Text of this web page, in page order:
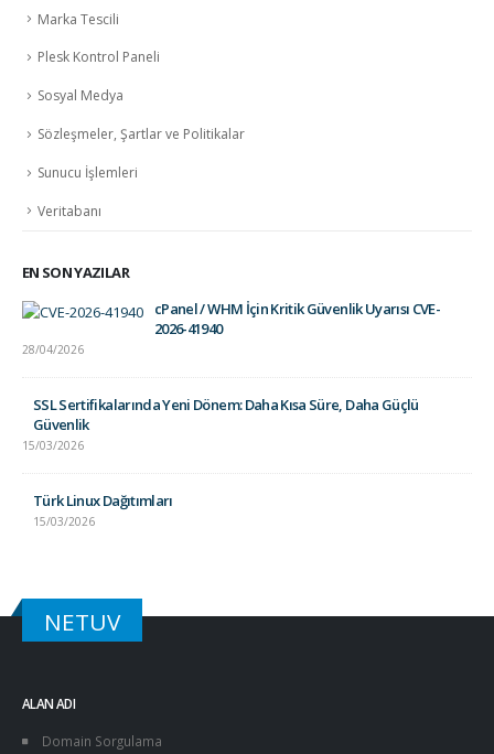
Marka Tescili
Plesk Kontrol Paneli
Sosyal Medya
Sözleşmeler, Şartlar ve Politikalar
Sunucu İşlemleri
Veritabanı
EN SON YAZILAR
cPanel / WHM İçin Kritik Güvenlik Uyarısı CVE-
2026-41940
28/04/2026
SSL Sertifikalarında Yeni Dönem: Daha Kısa Süre, Daha Güçlü
Güvenlik
15/03/2026
Türk Linux Dağıtımları
15/03/2026
NETUV
ALAN ADI
Domain Sorgulama